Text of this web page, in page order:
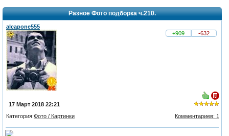
Разное Фото подборка ч.210.
alcapone555
+909
-632
из 5,
17 Март 2018 22:21
Комментариев: 1
Категория:Фото / Картинки